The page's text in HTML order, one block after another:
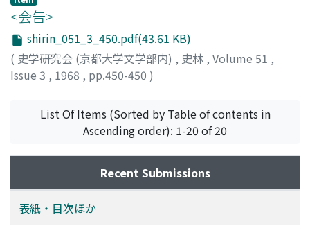
<会告>
shirin_051_3_450.pdf(43.61 KB)
( 史学研究会 (京都大学文学部内) , 史林 , Volume 51 ,
Issue 3 , 1968 , pp.450-450 )
List Of Items (Sorted by Table of contents in
Ascending order): 1-20 of 20
Recent Submissions
表紙・目次ほか